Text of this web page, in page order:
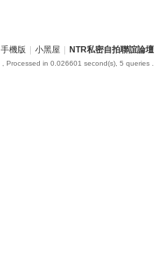
手機版 小黑屋 NTR私密自拍聯誼論壇
, Processed in 0.026601 second(s), 5 queries .